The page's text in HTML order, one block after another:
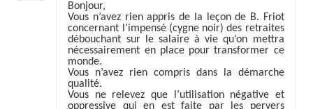
Bonjour,
Vous n’avez rien appris de la leçon de B. Friot
concernant l’impensé (cygne noir) des retraites
débouchant sur le salaire à vie qu’on mettra
nécessairement en place pour transformer ce
monde.
Vous n’avez rien compris dans la démarche
qualité.
Vous ne relevez que l’utilisation négative et
oppressive qui en est faite par les pervers